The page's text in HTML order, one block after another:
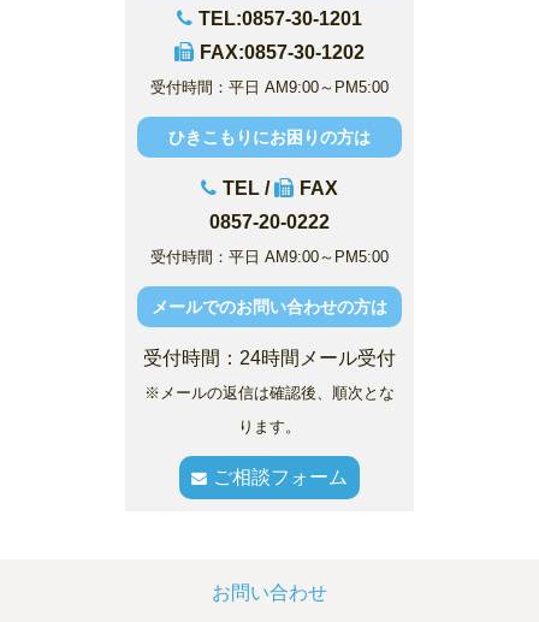
TEL:0857-30-1201
FAX:0857-30-1202
受付時間：平日 AM9:00～PM5:00
ひきこもりにお困りの方は
TEL /
FAX
0857-20-0222
受付時間：平日 AM9:00～PM5:00
メールでのお問い合わせの方は
受付時間：24時間メール受付
※メールの返信は確認後、順次とな
ります。
ご相談フォーム
お問い合わせ